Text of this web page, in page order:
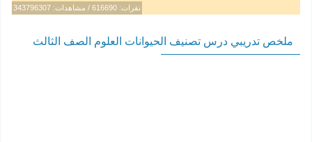
نقرات: 616690 / مشاهدات: 343796307
ملخص تدريبي درس تصنيف الحيوانات العلوم الصف الثالث